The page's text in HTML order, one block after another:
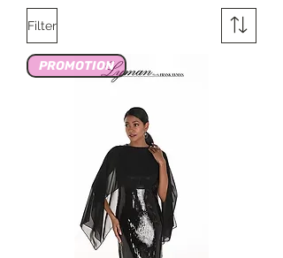
Filter
PROMOTION